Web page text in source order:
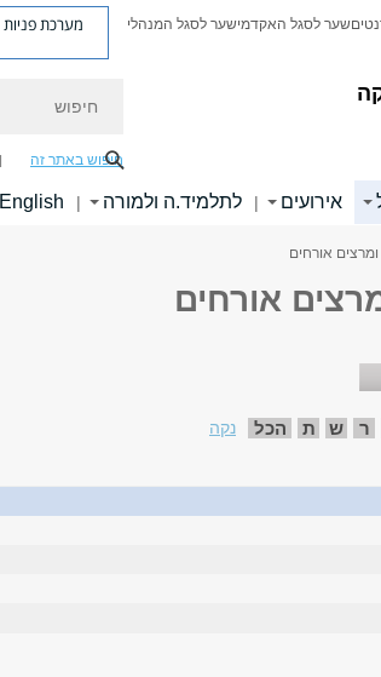
שער לסגל האקדמישער לסגל המנהלי מערכת פניות
חיפוש באתר זה
אירועים | לתלמיד.ה ולמורה |
English
אורחים
אורחים
ר ש ת הכל
נקה